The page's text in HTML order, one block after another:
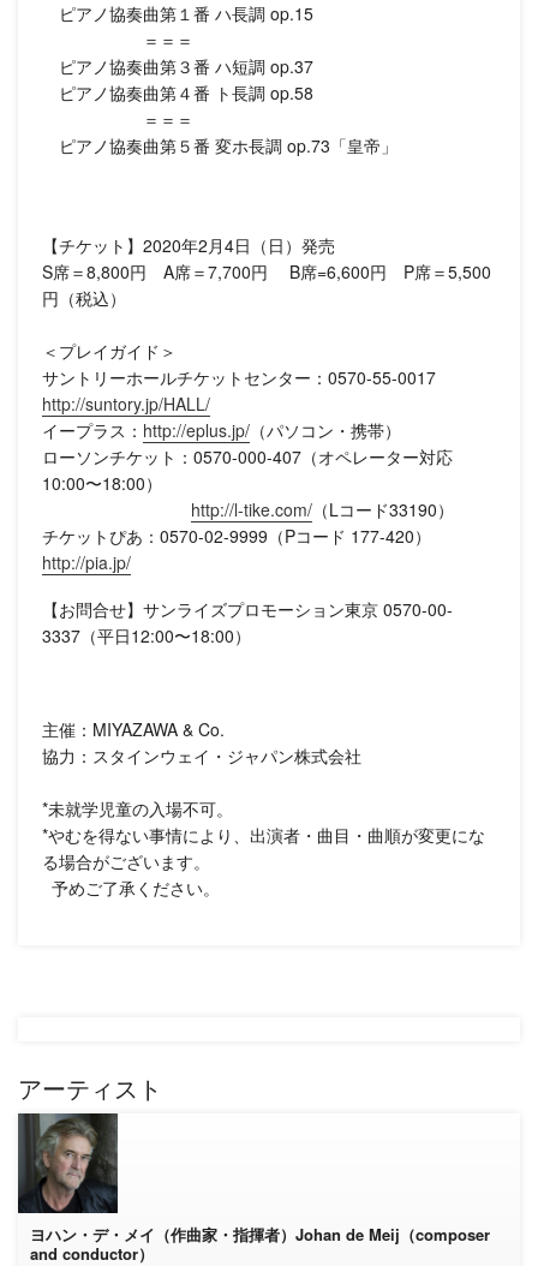
ピアノ協奏曲第１番 ハ長調 op.15
＝＝＝
ピアノ協奏曲第３番 ハ短調 op.37
ピアノ協奏曲第４番 ト長調 op.58
＝＝＝
ピアノ協奏曲第５番 変ホ長調 op.73「皇帝」
【チケット】2020年2月4日（日）発売
S席＝8,800円 A席＝7,700円 B席=6,600円 P席＝5,500
円（税込）
＜プレイガイド＞
サントリーホールチケットセンター：0570-55-0017
http://suntory.jp/HALL/
イープラス： http://eplus.jp/ （パソコン・携帯）
ローソンチケット：0570-000-407（オペレーター対応
10:00〜18:00）
http://l-tike.com/ （Lコード33190）
チケットぴあ：0570-02-9999（Pコード 177-420）
http://pia.jp/
【お問合せ】サンライズプロモーション東京 0570-00-
3337（平日12:00〜18:00）
主催：MIYAZAWA & Co.
協力：スタインウェイ・ジャパン株式会社
*未就学児童の入場不可。
*やむを得ない事情により、出演者・曲目・曲順が変更にな
る場合がございます。
予めご了承ください。
アーティスト
ヨハン・デ・メイ（作曲家・指揮者）Johan de Meij（composer
and conductor）